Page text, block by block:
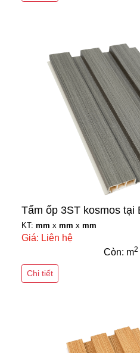
Tấm ốp 3ST kosmos
KT: mm x mm x mm
Giá: Liên hệ
Còn: m2
Chi tiết